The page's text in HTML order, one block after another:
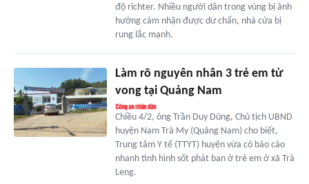
độ richter. Nhiều người dân trong vùng bị ảnh
hưởng cảm nhận được dư chấn, nhà cửa bị
rung lắc mạnh.
Làm rõ nguyên nhân 3 trẻ em tử
vong tại Quảng Nam
Chiều 4/2, ông Trần Duy Dũng, Chủ tịch UBND
huyện Nam Trà My (Quảng Nam) cho biết,
Trung tâm Y tế (TTYT) huyện vừa có báo cáo
nhanh tình hình sốt phát ban ở trẻ em ở xã Trà
Leng.